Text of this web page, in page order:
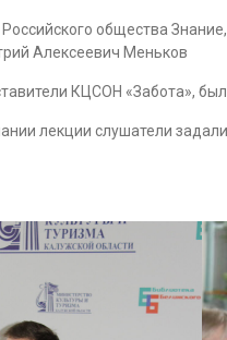
общества
Алексеевич Меньков
КЦСОН «Забота»,
лекции слушатели